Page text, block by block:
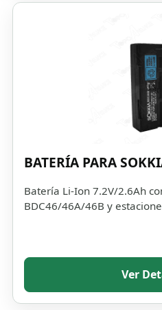
BATERÍA PARA
Batería Li-Ion 7.2V/2.6Ah
BDC46/46A/46B y
Ver